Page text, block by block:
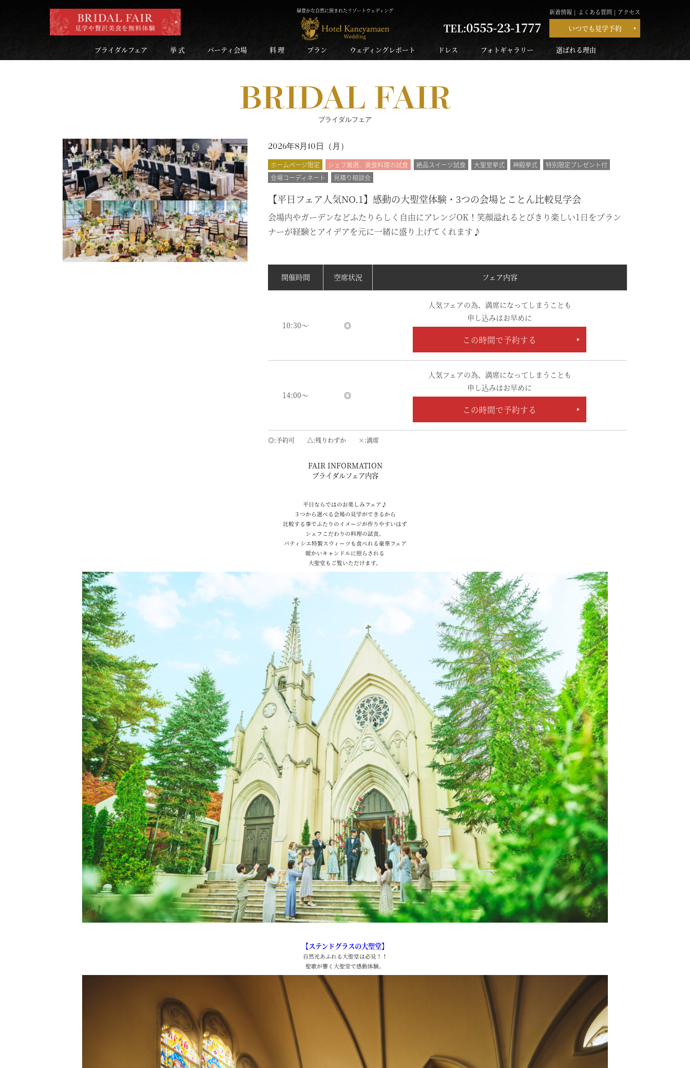
緑豊かな自然に囲まれたリゾートウェディング アクセス
よくある質問
新着情報
TEL:0555-23-1777 いつでも見学予約
ブライダルフェア 挙 式 パーティ会場 料 理 プラン ウェディングレポート ドレス フォトギャラリー 選ばれる理由
BRIDAL FAIR
ブライダルフェア
2026年8月10日（月 ）
ホームページ限定 シェフ厳選、美食料理の試食 絶品スイーツ試食 大聖堂挙式 神殿挙式
特別限定プレゼント付
会場コーディネート
見積り相談会
【平日フェア人気NO.1】感動の大聖堂体験・3つの会場とことん比較見学会
会場内やガーデンなどふたりらしく自由にアレンジOK！笑顔溢れるとびきり楽しい1日をプラン
ナーが経験とアイデアを元に一緒に盛り上げてくれます♪
開催時間 空席状況 フェア内容
10:30～ ◎
人気フェアの為、満席になってしまうことも
申し込みはお早めに
この時間で予約する
14:00～ ◎
人気フェアの為、満席になってしまうことも
申し込みはお早めに
この時間で予約する
◎ 予約可 △ 残りわずか × 満席
FAIR INFORMATION
ブライダルフェア内容
平日ならではのお楽しみフェア♪
３つから選べる会場の見学ができるから
比較する事でふたりのイメージが作りやすいはず
シェフこだわりの料理の試食、
パティシエ特製スウィーツも食べれる豪華フェア
暖かいキャンドルに照らされる
大聖堂もご覧いただけます。
【ステンドグラスの大聖堂】
自然光あふれる大聖堂は必見！！
聖歌が響く大聖堂で感動体験。